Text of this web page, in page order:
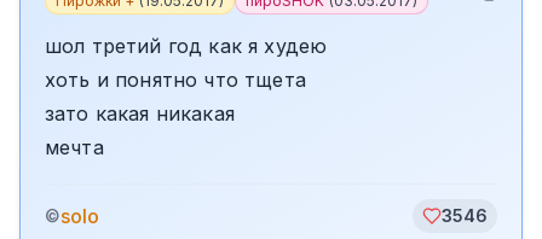
шол третий год как я худею
хоть и понятно что тщета
зато какая никакая
мечта
©solo 3546